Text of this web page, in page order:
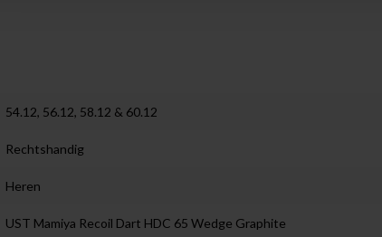
54.12, 56.12, 58.12 & 60.12
Rechtshandig
Heren
UST Mamiya Recoil Dart HDC 65 Wedge Graphite